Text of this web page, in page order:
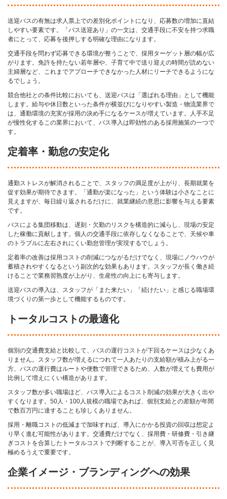
送迎バスの有無は求人票上での差別化ポイントになり、応募数の増加に直結
しやすい要素です。「バス送迎あり」の一文は、交通手段に不安を持つ求職
者にとって、応募を後押しする明確な理由になります。
交通手段を問わず応募できる環境が整うことで、採用ターゲット層の幅が広
がります。免許を持たない若年層や、子育て中で送り迎えの時間が読めない
主婦層など、これまでアプローチできなかった人材にリーチできるようにな
るでしょう。
競合他社との条件比較においても、送迎バスは「選ばれる理由」として機能
します。給与や休日数といった条件が横並びになりやすい製造・物流業界で
は、通勤環境の充実が採用の決め手になるケースが増えています。人手不足
が慢性化するこの業界において、バス導入は即効性のある採用施策の一つで
す。
定着率・勤怠の安定化
通勤ストレスが解消されることで、スタッフの満足度が上がり、長期就業を
促す効果が期待できます。「通勤が楽になった」という体験は小さなことに
見えますが、毎日繰り返されるだけに、就業継続の意思に影響を与える要素
です。
バスによる集団移動は、遅刻・欠勤のリスクを構造的に減らし、現場の安定
した稼働に貢献します。個人の交通手段に依存しなくなることで、天候や車
のトラブルに左右されにくい勤怠管理が実現するでしょう。
定着率の改善は採用コストの削減につながるだけでなく、現場にノウハウが
蓄積されやすくなるという副次的な効果もあります。スタッフが長く働き続
けることで業務習熟度が上がり、生産性の向上にも寄与します。
送迎バスの導入は、スタッフが「また来たい」「続けたい」と感じる職場環
境づくりの第一歩として機能するものです。
トータルコストの最適化
個別の交通費支給と比較して、バスの運行コストが下回るケースは少なくあ
りません。スタッフ数が増えるにつれて一人あたりの支給額が積み上がる一
方、バスの運行費はルートや便数で管理できるため、人数が増えても費用が
比例して増えにくい構造があります。
スタッフ数が多い職場ほど、バス導入によるコスト削減の効果が大きく出や
すくなります。50人・100人規模の職場であれば、個別支給との差額が年間
で数百万円に達することも珍しくありません。
採用・離職コストの低減まで加味すれば、導入にかかる投資の回収は想定よ
り早く進む可能性があります。交通費だけでなく、採用費・研修費・引き継
ぎコストを合算したトータルコストで判断することが、導入可否を正しく見
極めるうえで重要です。
企業イメージ・ブランディングへの効果